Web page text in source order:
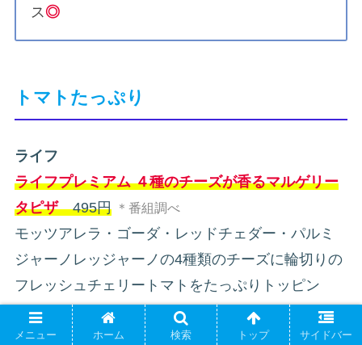
ス ◎
トマトたっぷり
ライフ
ライフプレミアム ４種のチーズが香るマルゲリー
タピザ495円 ＊番組調べ
モッツアレラ・ゴーダ・レッドチェダー・パルミ
ジャーノレッジャーノの4種類のチーズに輪切りの
フレッシュチェリートマトをたっぷりトッピン
グ。
ガーリックや香辛料も効かせたトマトソースで食
メニュー ホーム 検索 トップ サイドバー